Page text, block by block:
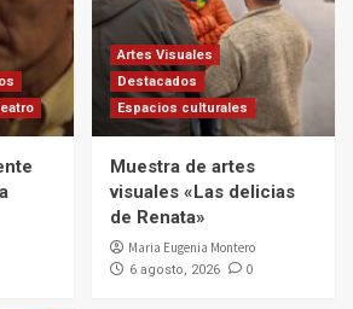
Artes Visuales
Destacados
Espacios culturales
Muestra de artes
visuales «Las delicias
de Renata»
Maria Eugenia Montero
6 agosto, 2026 0